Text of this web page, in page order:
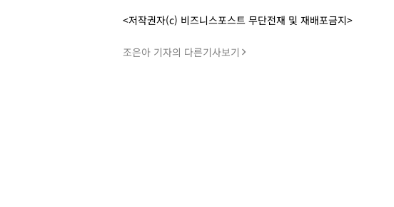
<저작권자(c) 비즈니스포스트 무단전재 및 재배포금지>
조은아 기자의 다른기사보기